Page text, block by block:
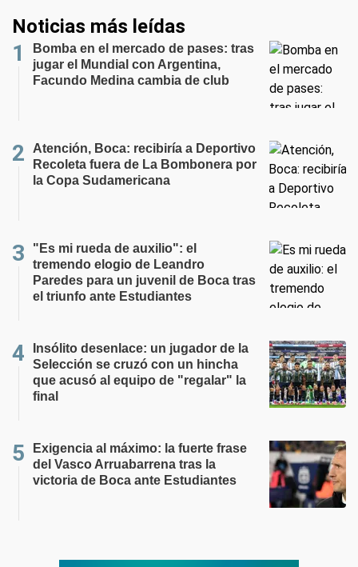
Noticias más leídas
Bomba en el mercado de pases: tras
jugar el Mundial con Argentina,
Facundo Medina cambia de club
Atención, Boca: recibiría a Deportivo
Recoleta fuera de La Bombonera por
la Copa Sudamericana
"Es mi rueda de auxilio": el
tremendo elogio de Leandro
Paredes para un juvenil de Boca tras
el triunfo ante Estudiantes
Insólito desenlace: un jugador de la
Selección se cruzó con un hincha
que acusó al equipo de "regalar" la
final
Exigencia al máximo: la fuerte frase
del Vasco Arruabarrena tras la
victoria de Boca ante Estudiantes